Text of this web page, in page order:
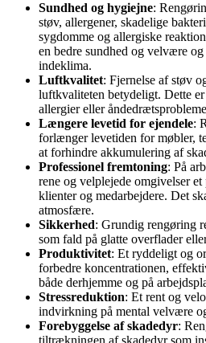
Sundhed og hygiejne:
støv, allergener, skadelige
sygdomme og allergiske
en bedre sundhed og velvære
indeklima.
Luftkvalitet: Fjernelse af støv
luftkvaliteten betydeligt. Dette
allergier eller
Længere levetid for ejendele:
forlænger levetiden for møbler,
at forhindre akkumulering af
Professionel fremtoning: På
rene og velplejede omgivelser
klienter og medarbejdere. Det
atmosfære.
Sikkerhed: Grundig rengøring
som fald på glatte overflader
Produktivitet: Et ryddeligt og
forbedre koncentrationen,
både derhjemme og på
Stressreduktion: Et rent og
indvirkning på mental velvære
Forebyggelse af skadedyr: